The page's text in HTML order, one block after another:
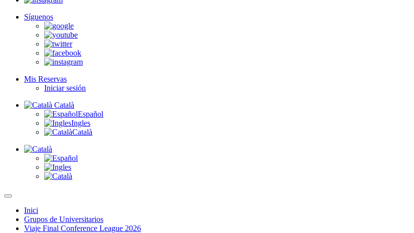
Síguenos
Mis Reservas
Iniciar sesión
Català
Español
Ingles
Català
Inici
Grupos de Universitarios
Viaje Final Conference League 2026